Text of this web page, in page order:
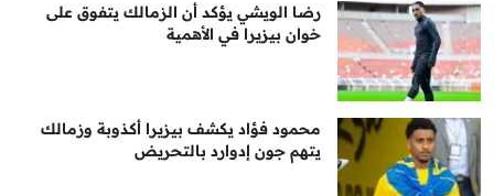
رضا الويشي يؤكد أن الزمالك يتفوق على
خوان بيزيرا في الأهمية
محمود فؤاد يكشف بيزيرا أكذوبة وزمالك
يتهم جون إدوارد بالتحريض